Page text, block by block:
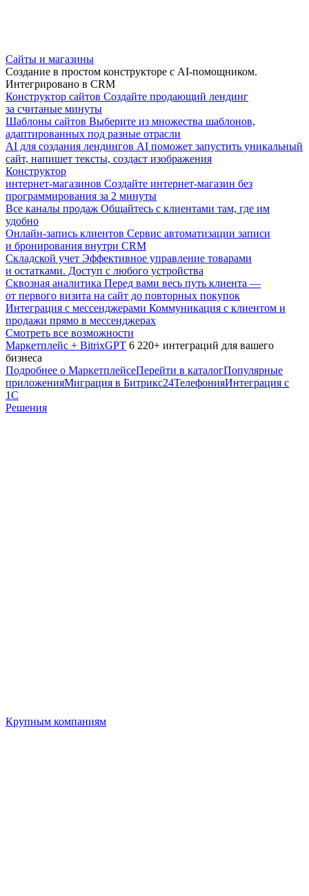
Сайты и магазины
Создание в простом конструкторе с AI-помощником.
Интегрировано в CRM
Конструктор сайтов Создайте продающий лендинг
за считаные минуты
Шаблоны сайтов Выберите из множества шаблонов,
адаптированных под разные отрасли
AI для создания лендингов AI поможет запустить уникальный
сайт, напишет тексты, создаст изображения
Конструктор
интернет-магазинов Создайте интернет-магазин без
программирования за 2 минуты
Все каналы продаж Общайтесь с клиентами там, где им
удобно
Онлайн-запись клиентов Сервис автоматизации записи
и бронирования внутри CRM
Складской учет Эффективное управление товарами
и остатками. Доступ с любого устройства
Сквозная аналитика Перед вами весь путь клиента —
от первого визита на сайт до повторных покупок
Интеграция с мессенджерами Коммуникация с клиентом и
продажи прямо в мессенджерах
Смотреть все возможности
Маркетплейс + BitrixGPT 6 220+ интеграций для вашего
бизнеса
Подробнее о МаркетплейсеПерейти в каталогПопулярные
приложенияМиграция в Битрикс24ТелефонияИнтеграция с
1С
Решения
Крупным компаниям